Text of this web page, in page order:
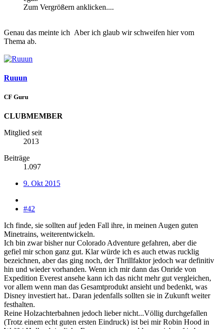
Zum Vergrößern anklicken....
Genau das meinte ich Aber ich glaub wir schweifen hier vom
Thema ab.
Ruuun
CF Guru
CLUBMEMBER
Mitglied seit
2013
Beiträge
1.097
9. Okt 2015
#42
Ich finde, sie sollten auf jeden Fall ihre, in meinen Augen guten
Minetrains, weiterentwickeln.
Ich bin zwar bisher nur Colorado Adventure gefahren, aber die
gefiel mir schon ganz gut. Klar würde ich es auch etwas rucklig
bezeichnen, aber das ging noch, der Thrillfaktor jedoch war definitiv
hin und wieder vorhanden. Wenn ich mir dann das Onride von
Expedition Everest ansehe kann ich das nicht mehr gut vergleichen,
vor allem wenn man das Gesamtprodukt ansieht und bedenkt, was
Disney investiert hat.. Daran jedenfalls sollten sie in Zukunft weiter
festhalten.
Reine Holzachterbahnen jedoch lieber nicht...Völlig durchgefallen
(Trotz einem echt guten ersten Eindruck) ist bei mir Robin Hood in